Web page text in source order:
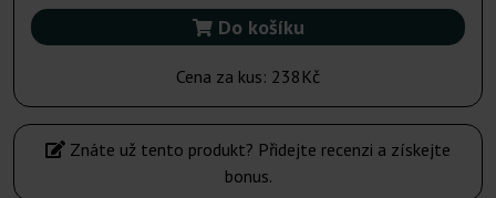
Do košíku
Cena za kus: 238Kč
Znáte už tento produkt? Přidejte recenzi a získejte
bonus.